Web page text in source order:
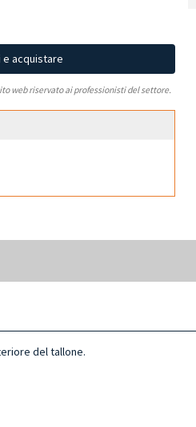
acquistare
web riservato ai professionisti del settore.
del tallone.